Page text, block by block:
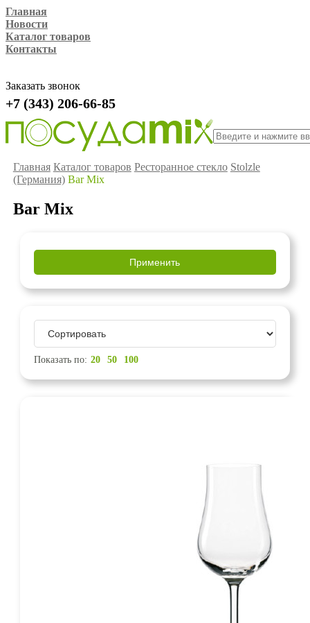
Главная
Новости
Каталог товаров
Контакты
Заказать звонок
+7 (343) 206-66-85
Главная Каталог товаров Ресторанное стекло Stolzle
(Германия) Bar Mix
Bar Mix
Показать по: 20 50 100